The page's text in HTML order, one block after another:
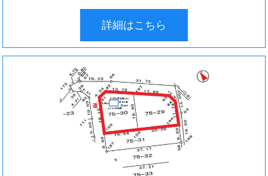
詳細はこちら